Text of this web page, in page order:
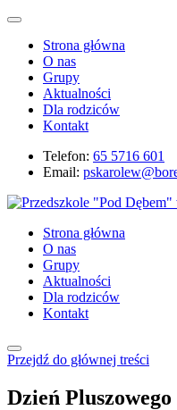
Strona główna
O nas
Grupy
Aktualności
Dla rodziców
Kontakt
Telefon: 65 5716 601
Email:
Strona główna
O nas
Grupy
Aktualności
Dla rodziców
Kontakt
Przejdź do głównej treści
Dzień